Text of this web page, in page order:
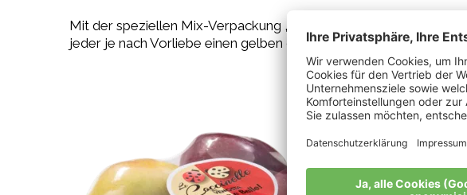
Mit der speziellen Mix-Verpackung „Le Coccinelle“ kommt
jeder je nach Vorliebe einen gelben oder roten Apfel wählen!!